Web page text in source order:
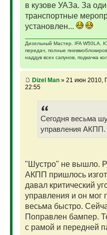
в кузове УАЗа. За
транспортные
установлен...
Дизельный Мастер. IFA W50LA,
передач, полные
наддув всех сапунов, подкачка
Dizel Man» 21 июн 2010,
22:55
Сегодня весьма
управления АКПП.
"Шустро" не вышло.
АКПП пришлось
давал критический
управления и он мог
весьма быстро.
Поправлен бампер.
с рамой и передней